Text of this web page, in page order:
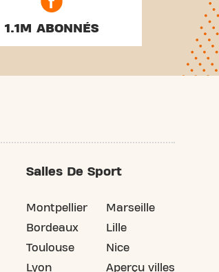
1.1M ABONNÉS
Salles De Sport
Montpellier
Bordeaux
Toulouse
Lyon
Marseille
Lille
Nice
Aperçu villes